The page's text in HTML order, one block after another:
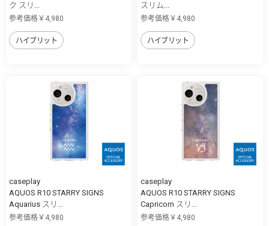
ク スリ...
参考価格￥4,980
ハイブリット
スリム...
参考価格￥4,980
ハイブリット
caseplay
AQUOS R10 STARRY SIGNS
Aquarius スリ...
参考価格￥4,980
caseplay
AQUOS R10 STARRY SIGNS
Capricorn スリ...
参考価格￥4,980